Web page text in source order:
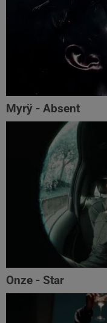
Myrÿ - Absent
Onze - Star